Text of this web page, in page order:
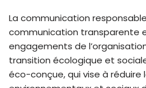
La communication responsable
communication transparente
engagements de
transition écologique et
éco-conçue, qui vise à réduire